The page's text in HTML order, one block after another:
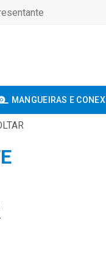
MANGUEIRAS E